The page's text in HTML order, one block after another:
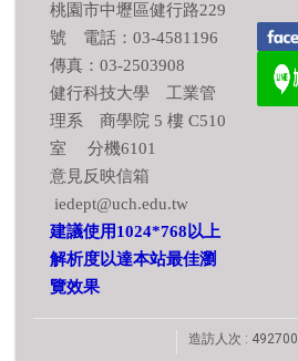
桃園市中壢區健行路229
號 電話：03-4581196
傳真：03-2503908
健行科技大學 工業管
理系 商學院 5 樓 C510
室 分機6101
意見反映信箱
iedept@uch.edu.tw
建議使用1024*768以上
解析度以達本站最佳瀏
覽效果
造訪人次 : 492700